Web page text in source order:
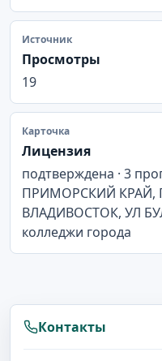
Источник
Просмотры
19
Карточка
Лицензия
подтверждена · 3
ПРИМОРСКИЙ КРАЙ,
ВЛАДИВОСТОК, УЛ
колледжи города
Контакты